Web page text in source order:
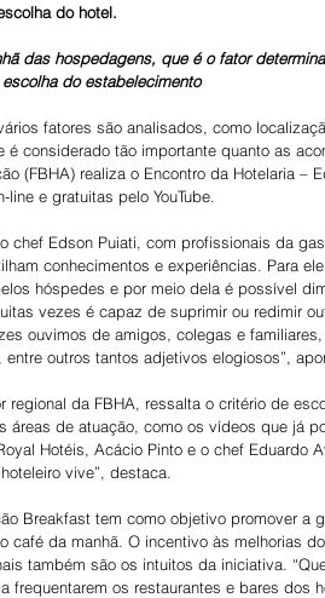
do hotel.
das hospedagens, que é o fator
escolha do estabelecimento
fatores são analisados, como
considerado tão importante quanto as
(FBHA) realiza o Encontro da Hotelaria –
e gratuitas pelo YouTube.
chef Edson Puiati, com profissionais da
conhecimentos e experiências. Para
hóspedes e por meio dela é possível
vezes é capaz de suprimir ou redimir
ouvimos de amigos, colegas e
outros tantos adjetivos elogiosos”,
regional da FBHA, ressalta o critério de
áreas de atuação, como os vídeos que já
Hotéis, Acácio Pinto e o chef Eduardo
vive”, destaca.
Breakfast tem como objetivo promover a
café da manhã. O incentivo às melhorias
também são os intuitos da iniciativa.
frequentarem os restaurantes e bares dos